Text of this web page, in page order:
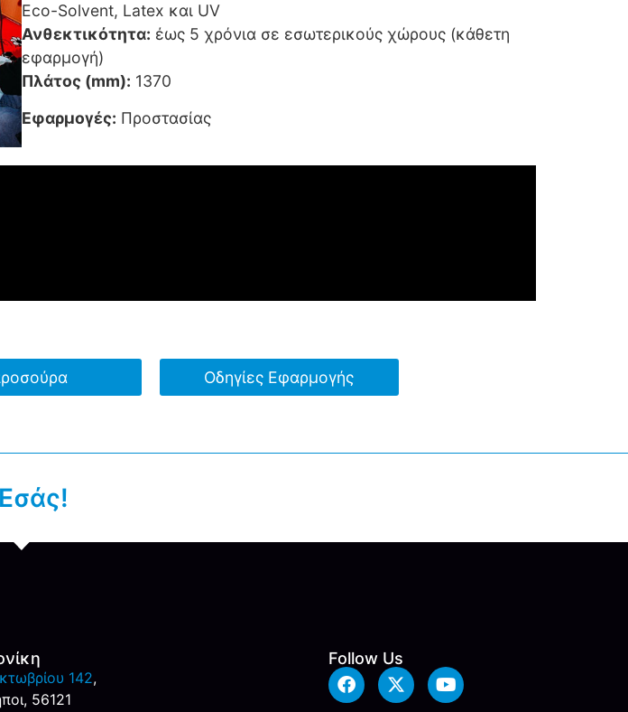
Eco-Solvent, Latex και UV
Ανθεκτικότητα: έως 5 χρόνια σε εσωτερικούς χώρους (κάθετη
εφαρμογή)
Πλάτος (mm): 1370
Εφαρμογές: Προστασίας
Οδηγίες Εφαρμογής
142,
56121
Follow Us